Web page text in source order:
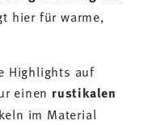
hier für warme,
Highlights auf
einen rustikalen
im Material